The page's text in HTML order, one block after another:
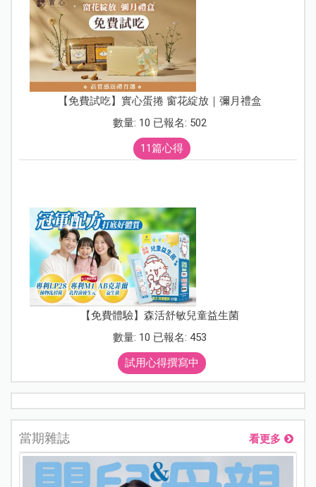
【免費試吃】實心蛋捲 窗花綻放｜彌月禮盒
數量: 10 已報名: 502
11篇心得
【免費體驗】森活舒敏兒童益生菌
數量: 10 已報名: 453
試用心得撰寫中
當期雜誌 看更多